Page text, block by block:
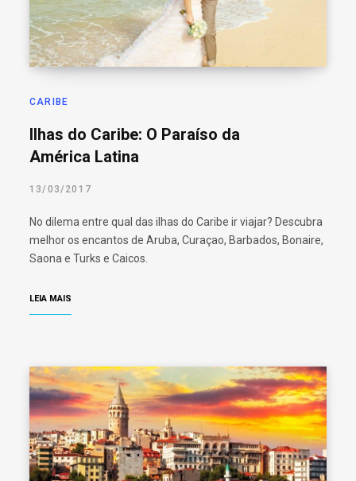
CARIBE
Ilhas do Caribe: O Paraíso da
América Latina
13/03/2017
No dilema entre qual das ilhas do Caribe ir viajar? Descubra
melhor os encantos de Aruba, Curaçao, Barbados, Bonaire,
Saona e Turks e Caicos.
LEIA MAIS